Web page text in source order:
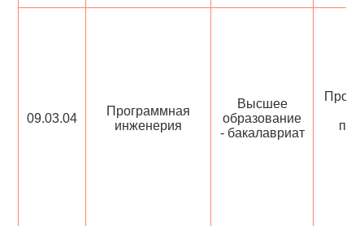
09.03.04
Программная
инженерия
Высшее
образование
- бакалавриат